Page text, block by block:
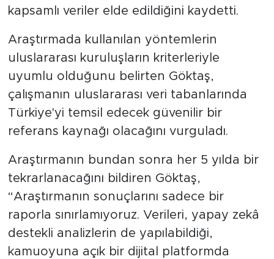
kapsamlı veriler elde edildiğini kaydetti.
Araştırmada kullanılan yöntemlerin
uluslararası kuruluşların kriterleriyle
uyumlu olduğunu belirten Göktaş,
çalışmanın uluslararası veri tabanlarında
Türkiye'yi temsil edecek güvenilir bir
referans kaynağı olacağını vurguladı.
Araştırmanın bundan sonra her 5 yılda bir
tekrarlanacağını bildiren Göktaş,
“Araştırmanın sonuçlarını sadece bir
raporla sınırlamıyoruz. Verileri, yapay zekâ
destekli analizlerin de yapılabildiği,
kamuoyuna açık bir dijital platformda